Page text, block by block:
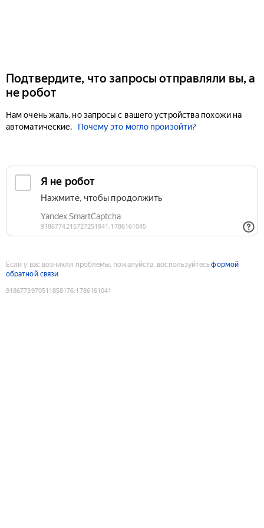
Подтвердите, что запросы отправляли вы, а
не робот
Нам очень жаль, но запросы с вашего устройства похожи на
автоматические.
Почему это могло произойти?
Если у вас возникли проблемы, пожалуйста, воспользуйтесьформой
обратной связи
9186773970511858176:1786161041